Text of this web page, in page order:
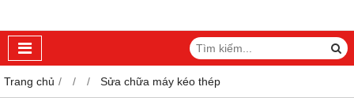
Trang chủ Sửa chữa máy kéo thép